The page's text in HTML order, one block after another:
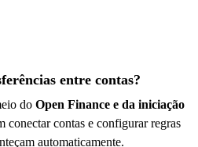
entre contas?
do Open Finance e da iniciação
conectar contas e configurar regras
automaticamente.